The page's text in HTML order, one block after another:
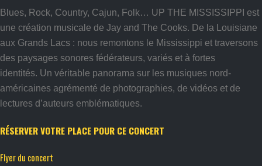
Blues, Rock, Country, Cajun, Folk… UP THE MISSISSIPPI est
une création musicale de Jay and The Cooks. De la Louisiane
aux Grands Lacs : nous remontons le Mississippi et traversons
des paysages sonores fédérateurs, variés et à fortes
identités. Un véritable panorama sur les musiques nord-
américaines agrémenté de photographies, de vidéos et de
lectures d’auteurs emblématiques.
RÉSERVER VOTRE PLACE POUR CE CONCERT
Flyer du concert